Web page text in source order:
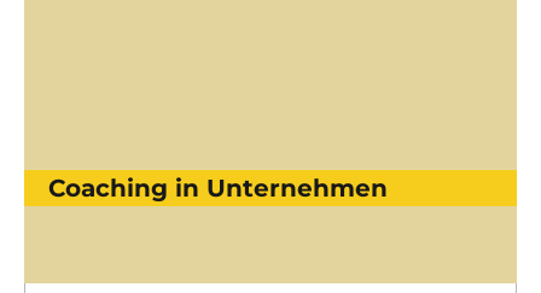
Coaching in Unternehmen